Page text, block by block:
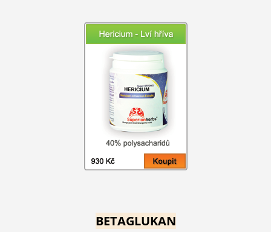
BETAGLUKAN